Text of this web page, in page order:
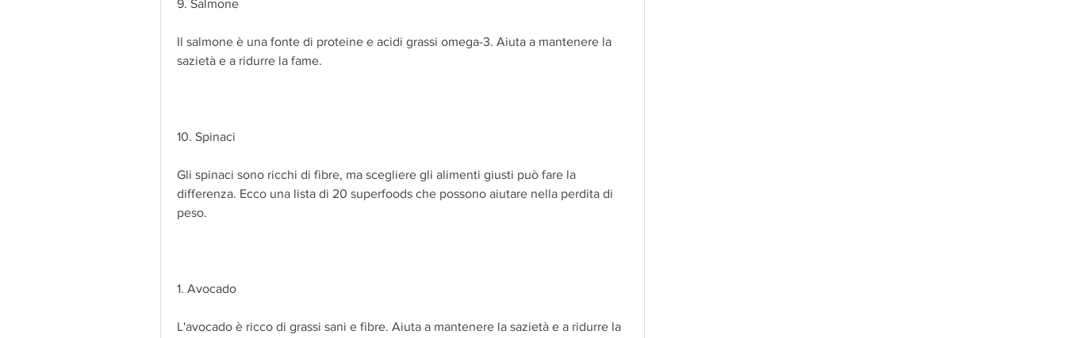
9. Salmone
Il salmone è una fonte di proteine e acidi grassi omega-3. Aiuta a mantenere la
sazietà e a ridurre la fame.
10. Spinaci
Gli spinaci sono ricchi di fibre, ma scegliere gli alimenti giusti può fare la
differenza. Ecco una lista di 20 superfoods che possono aiutare nella perdita di
peso.
1. Avocado
L'avocado è ricco di grassi sani e fibre. Aiuta a mantenere la sazietà e a ridurre la